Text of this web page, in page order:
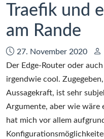
Teil
1
Traefik und
am Rande
Datum:
27. November 2020
Der Edge-Router oder
irgendwie cool.
Aussagekraft, ist sehr
Argumente, aber wie wäre
hat mich vor allem